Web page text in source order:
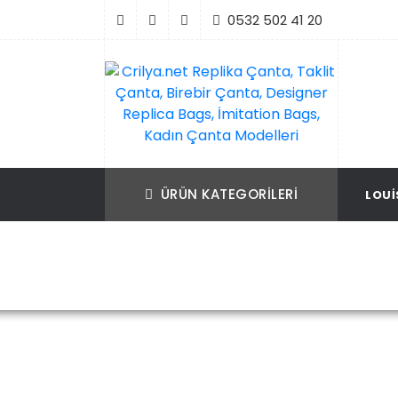
0532 502 41 20
Kadın Çanta Modelleri
ÜRÜN KATEGORILERI